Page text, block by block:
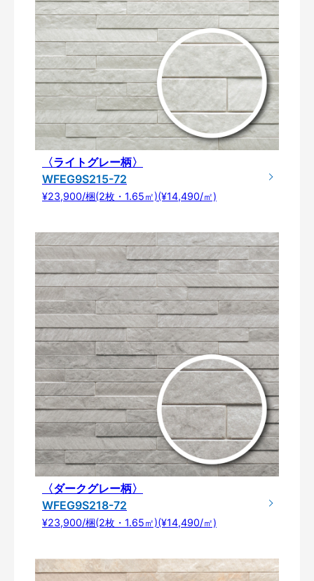
〈ライトグレー柄〉
WFEG9S215-72
¥23,900/梱(2枚・1.65㎡)(¥14,490/㎡)
〈ダークグレー柄〉
WFEG9S218-72
¥23,900/梱(2枚・1.65㎡)(¥14,490/㎡)